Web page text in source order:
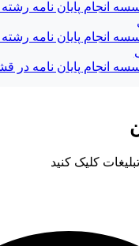
انجام پایان نامه
انجام پایان نامه
کلیک کنید